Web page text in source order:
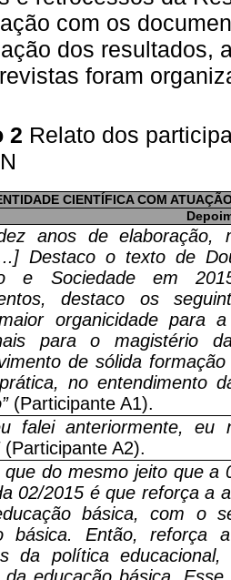
com os
dos resultados,
foram
2 Relato dos
CIENTÍFICA COM
anos de elaboração,
Destaco o texto de
e Sociedade em
destaco os
organicidade para
para o magistério
de sólida
no entendimento
(Participante A1).
falei anteriormente, eu
(Participante A2).
que do mesmo jeito que
02/2015 é que reforça a
básica, com o
básica. Então,
da política